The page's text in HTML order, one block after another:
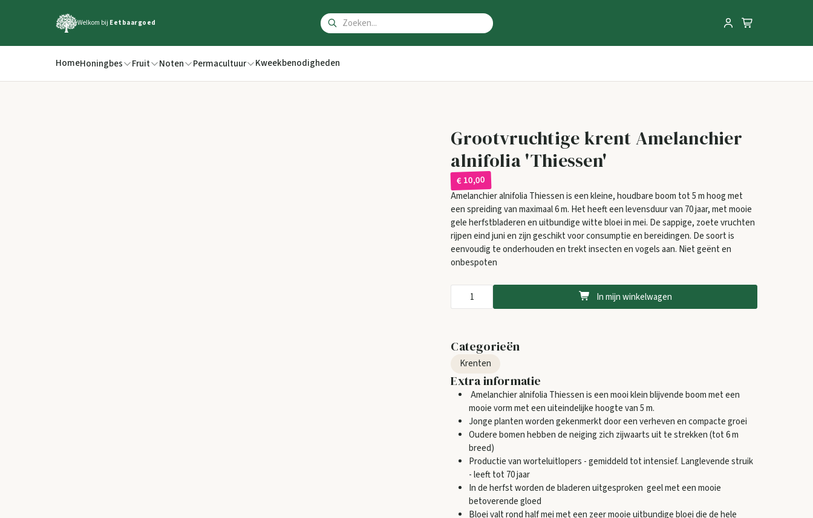
Welkom bij Eetbaargoed
HomeHoningbes Fruit Noten Permacultuur Kweekbenodigheden
Grootvruchtige krent Amelanchier
alnifolia 'Thiessen'
€ 10,00
Amelanchier alnifolia Thiessen is een kleine, houdbare boom tot 5 m hoog met
een spreiding van maximaal 6 m. Het heeft een levensduur van 70 jaar, met mooie
gele herfstbladeren en uitbundige witte bloei in mei. De sappige, zoete vruchten
rijpen eind juni en zijn geschikt voor consumptie en bereidingen. De soort is
eenvoudig te onderhouden en trekt insecten en vogels aan. Niet geënt en
onbespoten
In mijn winkelwagen
Categorieën
Krenten
Extra informatie
Amelanchier alnifolia Thiessen is een mooi klein blijvende boom met een
mooie vorm met een uiteindelijke hoogte van 5 m.
Jonge planten worden gekenmerkt door een verheven en compacte groei
Oudere bomen hebben de neiging zich zijwaarts uit te strekken (tot 6 m
breed)
Productie van worteluitlopers - gemiddeld tot intensief. Langlevende struik
- leeft tot 70 jaar
In de herfst worden de bladeren uitgesproken geel met een mooie
betoverende gloed
Bloei valt rond half mei met een zeer mooie uitbundige bloei die de hele